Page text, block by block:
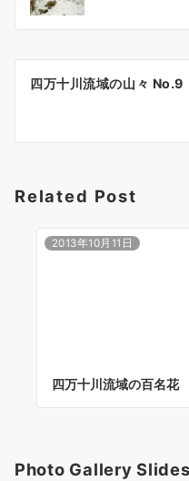
ビ
シ
ン
四万十川流域の山々
Related Post
2013年10月11日
四万十川流域の百名
Photo Gallery